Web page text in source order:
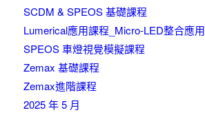
SCDM & SPEOS 基礎課程
Lumerical應用課程_Micro-LED整合應用
SPEOS 車燈視覺模擬課程
Zemax 基礎課程
Zemax進階課程
2025 年 5 月